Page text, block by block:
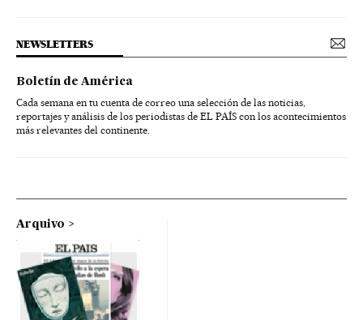
NEWSLETTERS
Boletín de América
Cada semana en tu cuenta de correo una selección de las noticias,
reportajes y análisis de los periodistas de EL PAÍS con los acontecimientos
más relevantes del continente.
Arquivo